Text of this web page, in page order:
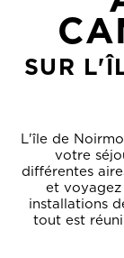
SUR
L'île de
votre
différentes
et
installations
tout est